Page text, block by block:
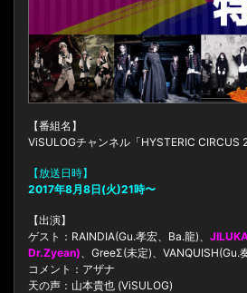
【番組名】
ViSULOGチャンネル「HYSTERIC CIRCUS
【放送日時】
2017年8月8日(火)21時〜
【出演】
ゲスト：RAINDIA(Gu.孝宏、Ba.龍)、
Dr.Zyean)、GreeΣ(未定)、VANQUISH(Gu.
コメント：アザナ
天の声：山本貴也 (ViSULOG)